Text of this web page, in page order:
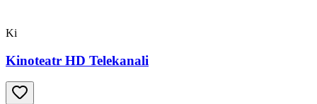
Ki
Kinoteatr HD Telekanali